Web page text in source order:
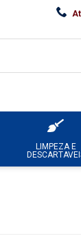
LIMPEZA E